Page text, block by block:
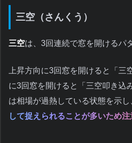
三空（さんくう）
三空は、3回連続で窓を開けるパ
上昇方向に3回窓を開けると「三
に3回窓を開けると「三空叩き込
は相場が過熱している状態を示し
して捉えられることが多いため注